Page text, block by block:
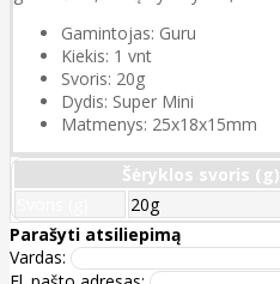
Gamintojas: Guru
Kiekis: 1 vnt
Svoris: 20g
Dydis: Super Mini
Matmenys: 25x18x15mm
Šėryklos svoris (g)
20g
Parašyti atsiliepimą
Vardas: